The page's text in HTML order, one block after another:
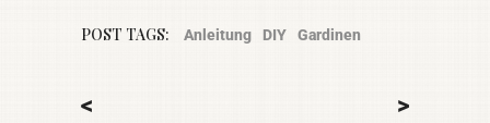
POST TAGS: Anleitung DIY Gardinen
< >